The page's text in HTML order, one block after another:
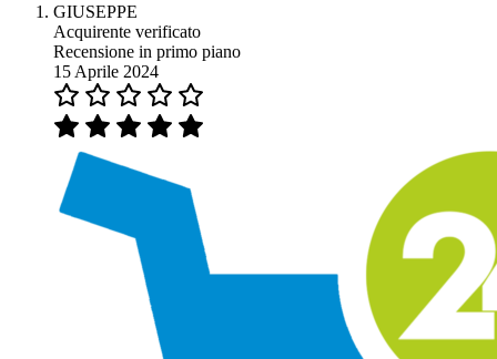
GIUSEPPE
Acquirente verificato
Recensione in primo piano
15 Aprile 2024